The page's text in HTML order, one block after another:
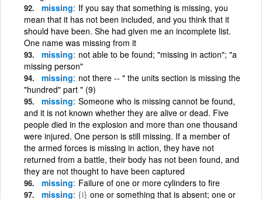
missing If you say that something is missing, you
mean that it has not been included, and you think that it
should have been. She had given me an incomplete list.
One name was missing from it
missing not able to be found; "missing in action"; "a
missing person"
missing not there -- " the units section is missing the
"hundred" part " (9)
missing Someone who is missing cannot be found,
and it is not known whether they are alive or dead. Five
people died in the explosion and more than one thousand
were injured. One person is still missing. If a member of
the armed forces is missing in action, they have not
returned from a battle, their body has not been found, and
they are not thought to have been captured
missing Failure of one or more cylinders to fire
missing {i} one or something that is absent; one or